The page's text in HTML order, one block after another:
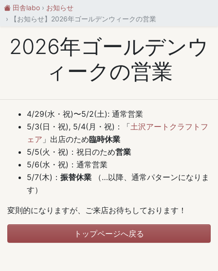
田舎labo
お知らせ
【お知らせ】2026年ゴールデンウィークの営業
2026年ゴールデンウ
ィークの営業
4/29(水・祝)〜5/2(土): 通常営業
5/3(日・祝), 5/4(月・祝)：「土沢アートクラフトフ
ェア 」出店のため臨時休業
5/5(火・祝)：祝日のため営業
5/6(水・祝)：通常営業
5/7(木)： 振替休業 （…以降、通常パターンになりま
す）
変則的になりますが、ご来店お待ちしております！
トップページへ戻る